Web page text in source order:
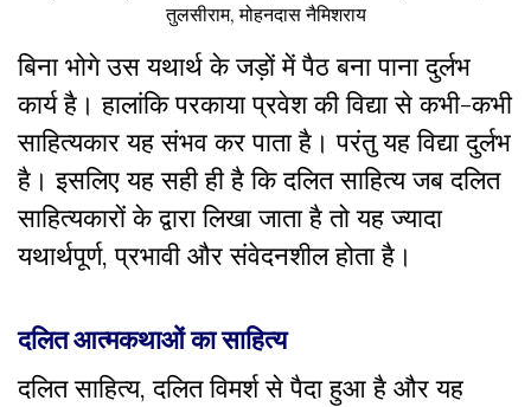
तुलसीराम, मोहनदास नैमिशराय
बिना भोगे उस यथार्थ के जड़ों में पैठ बना पाना दुर्लभ
कार्य है। हालांकि परकाया प्रवेश की विद्या से कभी-कभी
साहित्यकार यह संभव कर पाता है। परंतु यह विद्या दुर्लभ
है। इसलिए यह सही ही है कि दलित साहित्य जब दलित
साहित्यकारों के द्वारा लिखा जाता है तो यह ज्यादा
यथार्थपूर्ण, प्रभावी और संवेदनशील होता है।
दलित आत्मकथाओं का साहित्य
दलित साहित्य, दलित विमर्श से पैदा हुआ है और यह